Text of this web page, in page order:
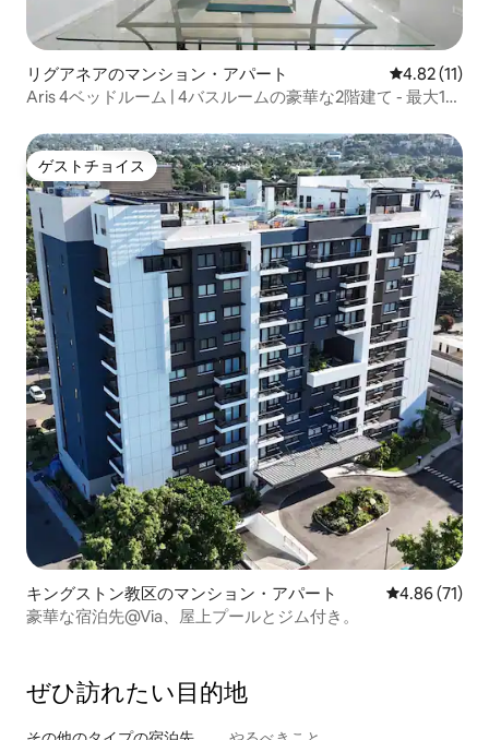
リグアネアのマンション・アパート レビュー11
4.82 (11)
Aris 4ベッドルーム | 4バスルームの豪華な2階建て - 最大10
ゲストチョイス
ゲストチョイス
キングストン教区のマンション・アパート レビュー71
4.86 (71)
豪華な宿泊先@Via、屋上プールとジム付き。
ぜひ訪⁠れ⁠た⁠い目⁠的⁠地